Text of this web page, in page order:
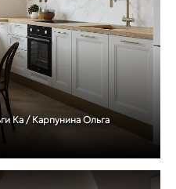
Ка / Карпунина Ольга